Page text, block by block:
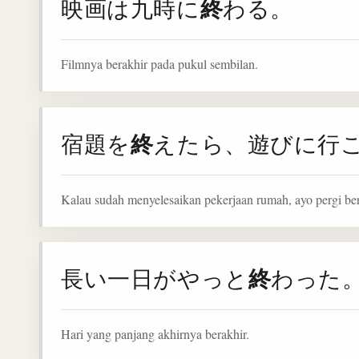
映画は九時に終わる。
Filmnya berakhir pada pukul sembilan.
宿題を終えたら、遊びに行こ
Kalau sudah menyelesaikan pekerjaan rumah, ayo pergi
長い一日がやっと 終わった。
Hari yang panjang akhirnya berakhir.